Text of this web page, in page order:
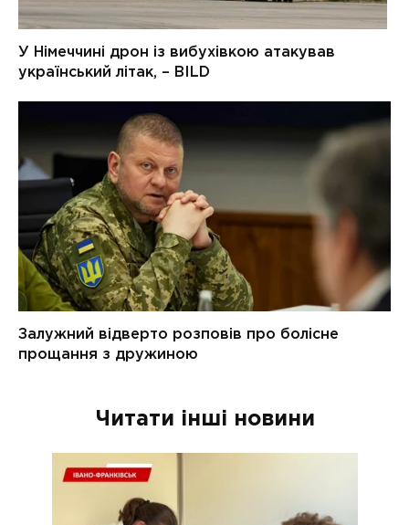
Читати інші новини